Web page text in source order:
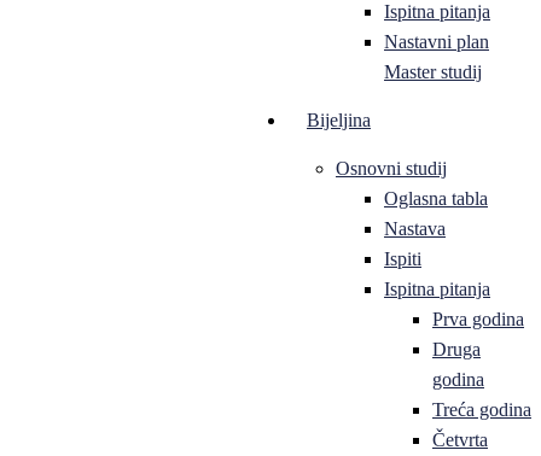
Ispitna pitanja
Nastavni plan
Master studij
Bijeljina
Osnovni studij
Oglasna tabla
Nastava
Ispiti
Ispitna pitanja
Prva godina
Druga
godina
Treća godina
Četvrta